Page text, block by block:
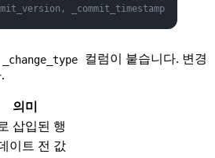
_commit_timestamp
_change_type
컬럼이 붙습니다. 변경
의미
삽입된 행
이트 전 값